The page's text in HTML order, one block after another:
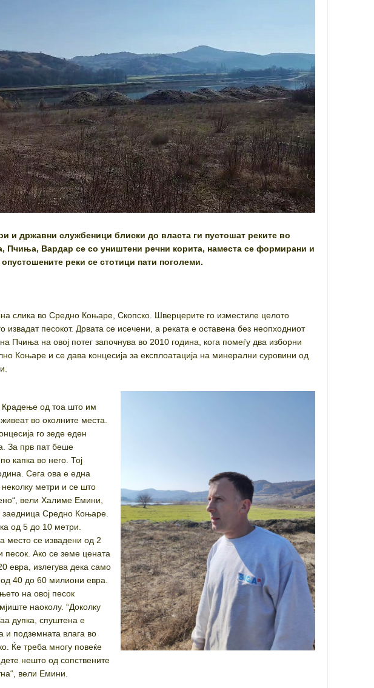
и државни службеници блиски до власта ги пустошат реките во
Пчиња, Вардар се со уништени речни корита, наместа се формирани и
реки се стотици пати поголеми.
слика во Средно Коњаре, Скопско. Шверцерите го изместиле целото
извадат песокот. Дрвата се исечени, а реката е оставена без неопходниот
Пчиња на овој потег започнува во 2010 година, кога помеѓу два изборни
Коњаре и се дава концесија за експлоатација на минерални суровини од
Крадење од тоа што им
во околните места.
го зеде еден
За прв пат беше
капка во него. Тој
Сега ова е една
метри и се што
вели Халиме Емини,
заедница Средно Коњаре.
од 5 до 10 метри.
место се извадени од 2
Ако се земе цената
евра, излегува дека само
40 до 60 милиони евра.
на овој песок
наоколу. “Доколку
дупка, спуштена е
и подземната влага во
Ќе треба многу повеќе
нешто од сопствените
вели Емини.